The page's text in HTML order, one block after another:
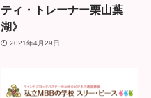
ティ・トレーナー栗山葉
湖》
2021年4月29日